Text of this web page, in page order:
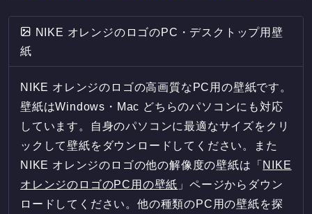
NIKE オレンジのロゴのPC・デスクトップ用壁
紙
NIKE オレンジのロゴの高画質なPC用の壁紙です。
壁紙はWindows・Mac どちらのパソコンにも対応
しています。自身のパソコンに最適なサイズをクリ
ックして壁紙をダウンロードしてください。また
NIKE オレンジのロゴの他の解像度の壁紙は「 NIKE
オレンジのロゴのPC用の壁紙 」ページからダウン
ロードしてください。他の種類のPC用の壁紙を探